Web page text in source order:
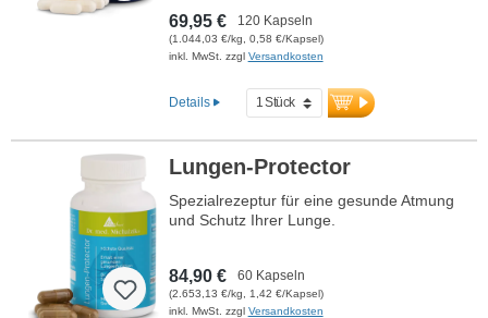
69,95 € 120 Kapseln
(1.044,03 €/kg, 0,58 €/Kapsel)
inkl. MwSt. zzgl Versandkosten
Details
Lungen-Protector
Spezialrezeptur für eine gesunde Atmung
und Schutz Ihrer Lunge.
84,90 € 60 Kapseln
(2.653,13 €/kg, 1,42 €/Kapsel)
inkl. MwSt. zzgl Versandkosten